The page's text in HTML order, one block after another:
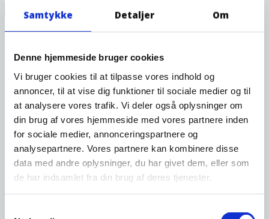
Samtykke Detaljer Om
Denne hjemmeside bruger cookies
Vi bruger cookies til at tilpasse vores indhold og
annoncer, til at vise dig funktioner til sociale medier og til
at analysere vores trafik. Vi deler også oplysninger om
din brug af vores hjemmeside med vores partnere inden
for sociale medier, annonceringspartnere og
analysepartnere. Vores partnere kan kombinere disse
data med andre oplysninger, du har givet dem, eller som
de har indsamlet fra din brug af deres tjenester.
OM OS
Thomsens Tagdækning ApS er en virksomhed som er
stiftet i 2021 og køre ud fra Aulum som ligger mellem
Holstebro og Herning. Vi arbejder inden for
tagdækningsbranchen. Virksomheden består af ejer og
tagdækker Steffen Thomsen samt ejer og
bygningskonstruktør Rene Vejsgaard Bertelsen.
Selvom vi er en ung virksomhed, kommer vi med en
masse erfaring, indenfor tagpapløsninger.
Steffen har over 20 års erfaring i tagdækkerfaget hvor
en stor bred viden om alle aspekter indenfor tagpap er
fulgt med. René har over 20 års erfaring i